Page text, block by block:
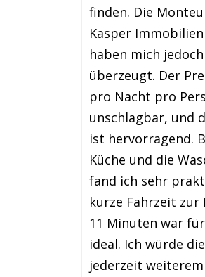
finden. Die
Kasper
haben mich
überzeugt. Der
pro Nacht pro
unschlagbar, und
ist hervorragend.
Küche und die
fand ich sehr
kurze Fahrzeit zur
11 Minuten war
ideal. Ich würde
jederzeit